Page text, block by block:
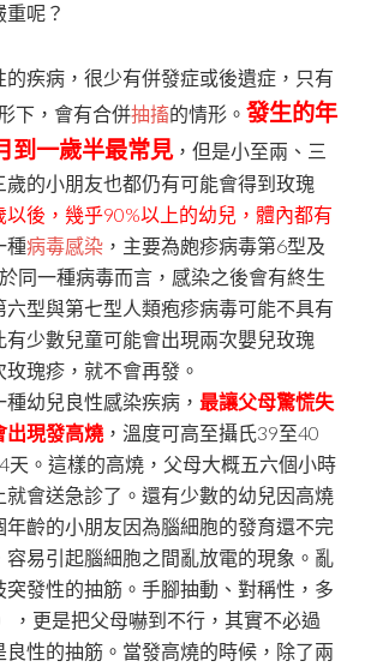
呢？
疾病，很少有併發症或後遺症，只有
下，會有合併抽搐的情形。發生的年
到一歲半最常見，但是小至兩、三
歲的小朋友也都仍有可能會得到玫瑰
以後，幾乎90%以上的幼兒，體內都有
種病毒感染 ，主要為皰疹病毒第6型及
同一種病毒而言，感染之後會有終生
六型與第七型人類疱疹病毒可能不具有
有少數兒童可能會出現兩次嬰兒玫瑰
瑰疹，就不會再發。
幼兒良性感染疾病， 最讓父母驚慌失
出現發高燒 ，溫度可高至攝氏39至40
天。這樣的高燒，父母大概五六個小時
就會送急診了。還有少數的幼兒因高燒
年齡的小朋友因為腦細胞的發育還不完
容易引起腦細胞之間亂放電的現象。亂
發性的抽筋。手腳抽動、對稱性，多
，更是把父母嚇到不行，其實不必過
良性的抽筋。當發高燒的時候，除了兩